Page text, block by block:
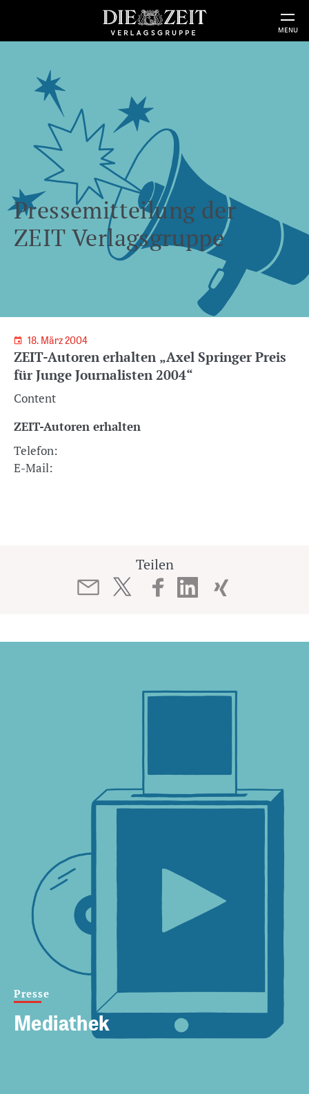
MENU
Pressemitteilung der
ZEIT Verlagsgruppe
18. März 2004
ZEIT-Autoren erhalten „Axel Springer Preis
für Junge Journalisten 2004“
Content
ZEIT-Autoren erhalten
Telefon:
E-Mail:
Teilen
Presse
Mediathek